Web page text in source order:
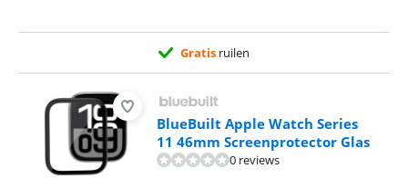
Gratis ruilen
BlueBuilt Apple Watch Series
11 46mm Screenprotector Glas
0 reviews